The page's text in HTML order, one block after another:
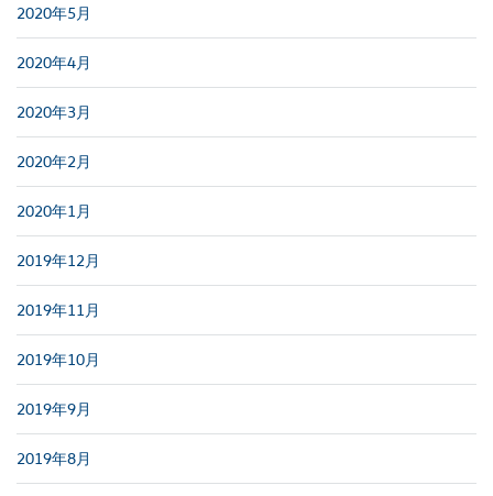
2020年5月
2020年4月
2020年3月
2020年2月
2020年1月
2019年12月
2019年11月
2019年10月
2019年9月
2019年8月